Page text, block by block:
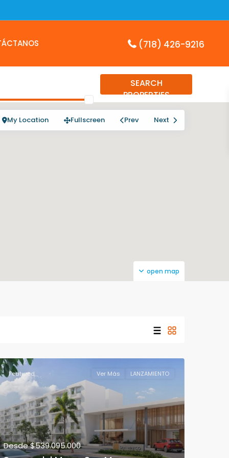
(718) 426-9216
SEARCH
PROPERTIES
open map
My Location Fullscreen Prev Next
Featured Ver Más LANZAMIENTO
Desde$539.095.000